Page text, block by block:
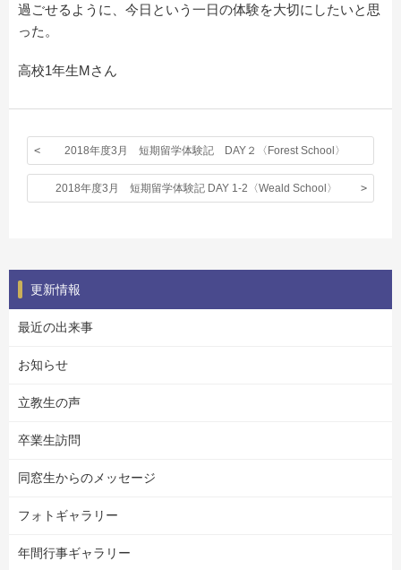
過ごせるように、今日という一日の体験を大切にしたいと思
った。
高校1年生Mさん
2018年度3月 短期留学体験記 DAY２〈Forest School〉
2018年度3月 短期留学体験記 DAY 1-2〈Weald School〉
更新情報
最近の出来事
お知らせ
立教生の声
卒業生訪問
同窓生からのメッセージ
フォトギャラリー
年間行事ギャラリー